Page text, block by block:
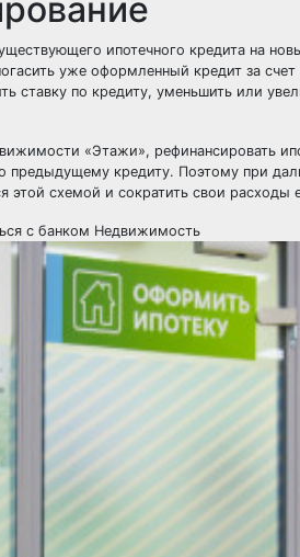
ипотечного кредита на
уже оформленный кредит за
ставку по кредиту, уменьшить или
«Этажи», рефинансировать
предыдущему кредиту. Поэтому при
этой схемой и сократить свои расходы
с банком Недвижимость